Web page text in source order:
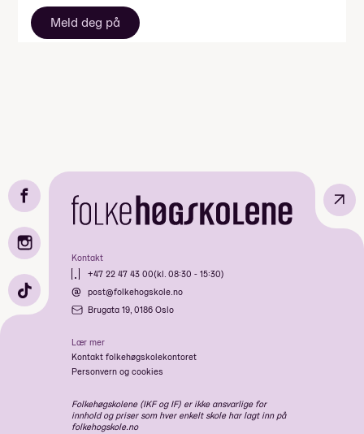
Meld deg på
Kontakt
+47 22 47 43 00(kl. 08:30 - 15:30)
post@folkehogskole.no
Brugata 19, 0186 Oslo
Lær mer
Kontakt folkehøgskolekontoret
Personvern og cookies
Folkehøgskolene (IKF og IF) er ikke ansvarlige for
innhold og priser som hver enkelt skole har lagt inn på
folkehogskole.no
↗